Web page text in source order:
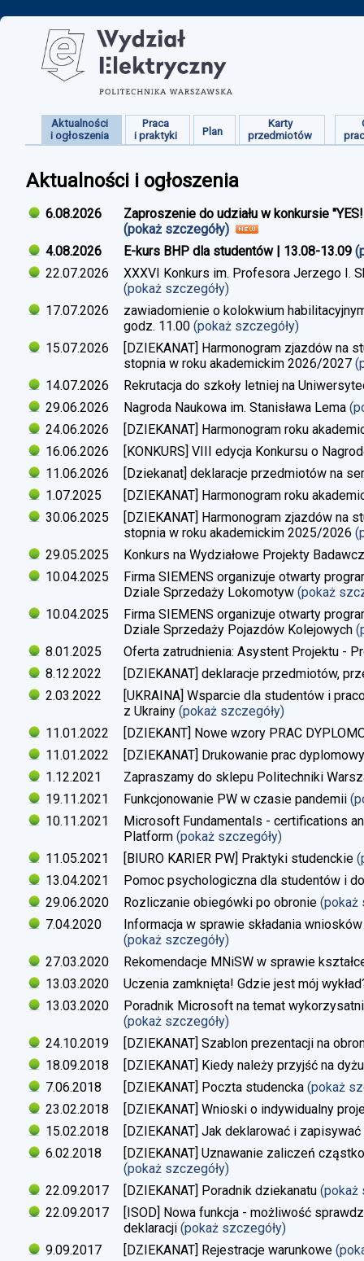
Aktualności
i ogłoszenia
Praca
i praktyki
Plan
Karty
przedmiotów
Aktualności i ogłoszenia
6.08.2026
Zaproszenie do udziału w konkursie
(pokaż szczegóły)
4.08.2026
E-kurs BHP dla studentów | 13.08-13.09
22.07.2026
XXXVI Konkurs im. Profesora Jerzego I.
(pokaż szczegóły)
17.07.2026
zawiadomienie o kolokwium
godz. 11.00 (pokaż szczegóły)
15.07.2026
[DZIEKANAT] Harmonogram zjazdów na
stopnia w roku akademickim 2026/2027
14.07.2026
Rekrutacja do szkoły letniej na
29.06.2026
Nagroda Naukowa im. Stanisława Lema
24.06.2026
[DZIEKANAT] Harmonogram roku
16.06.2026
[KONKURS] VIII edycja Konkursu o
11.06.2026
[Dziekanat] deklaracje przedmiotów na
1.07.2025
[DZIEKANAT] Harmonogram roku
30.06.2025
[DZIEKANAT] Harmonogram zjazdów na
stopnia w roku akademickim 2025/2026
29.05.2025
Konkurs na Wydziałowe Projekty
10.04.2025
Firma SIEMENS organizuje otwarty
Dziale Sprzedaży Lokomotyw (pokaż
10.04.2025
Firma SIEMENS organizuje otwarty
Dziale Sprzedaży Pojazdów Kolejowych
8.01.2025
Oferta zatrudnienia: Asystent Projektu -
8.12.2022
[DZIEKANAT] deklaracje przedmiotów,
2.03.2022
[UKRAINA] Wsparcie dla studentów i
z Ukrainy (pokaż szczegóły)
11.01.2022
[DZIEKANT] Nowe wzory PRAC
11.01.2022
[DZIEKANAT] Drukowanie prac
1.12.2021
Zapraszamy do sklepu Politechniki
19.11.2021
Funkcjonowanie PW w czasie pandemii
10.11.2021
Microsoft Fundamentals - certifications
Platform (pokaż szczegóły)
11.05.2021
[BIURO KARIER PW] Praktyki studenckie
13.04.2021
Pomoc psychologiczna dla studentów i
29.06.2020
Rozliczanie obiegówki po obronie (pokaż
7.04.2020
Informacja w sprawie składania
(pokaż szczegóły)
27.03.2020
Rekomendacje MNiSW w sprawie
13.03.2020
Uczenia zamknięta! Gdzie jest mój
13.03.2020
Poradnik Microsoft na temat
(pokaż szczegóły)
24.10.2019
[DZIEKANAT] Szablon prezentacji na
18.09.2018
[DZIEKANAT] Kiedy należy przyjść na
7.06.2018
[DZIEKANAT] Poczta studencka (pokaż
23.02.2018
[DZIEKANAT] Wnioski o indywidualny
15.02.2018
[DZIEKANAT] Jak deklarować i
6.02.2018
[DZIEKANAT] Uznawanie zaliczeń
(pokaż szczegóły)
22.09.2017
[DZIEKANAT] Poradnik dziekanatu (pokaż
22.09.2017
[ISOD] Nowa funkcja - możliwość
deklaracji (pokaż szczegóły)
9.09.2017
[DZIEKANAT] Rejestracje warunkowe